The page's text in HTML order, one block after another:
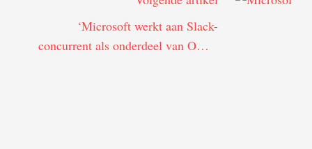
‘Microsoft werkt aan Slack-
concurrent als onderdeel van Office